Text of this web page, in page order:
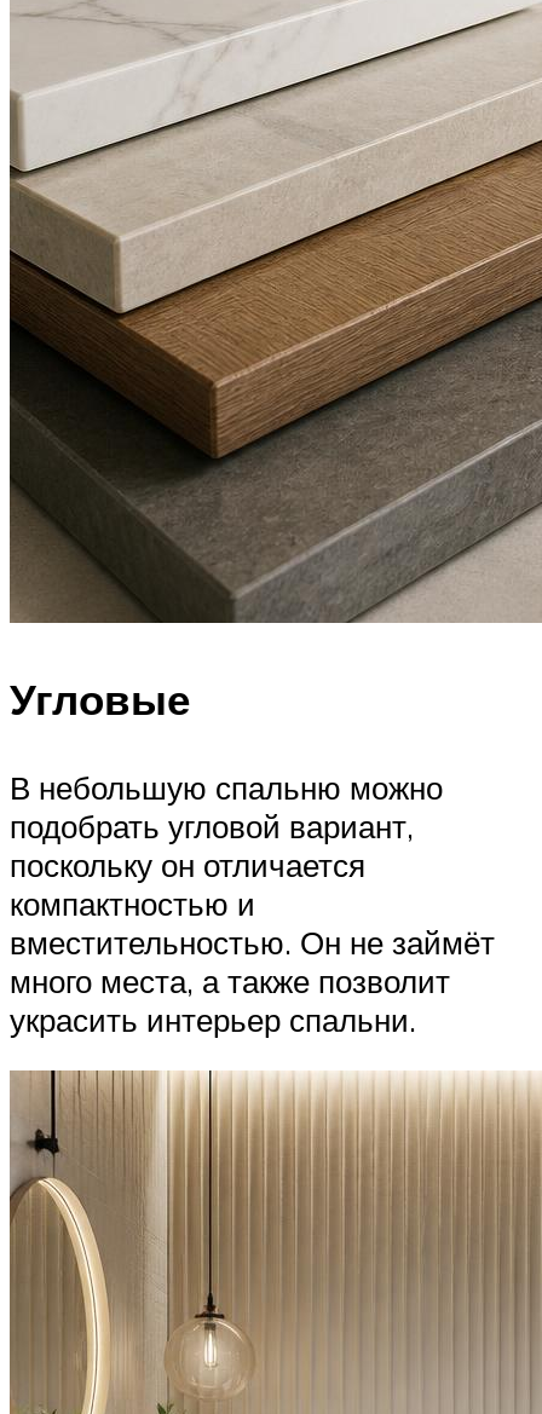
Угловые
В небольшую спальню можно
подобрать угловой вариант,
поскольку он отличается
компактностью и
вместительностью. Он не займёт
много места, а также позволит
украсить интерьер спальни.